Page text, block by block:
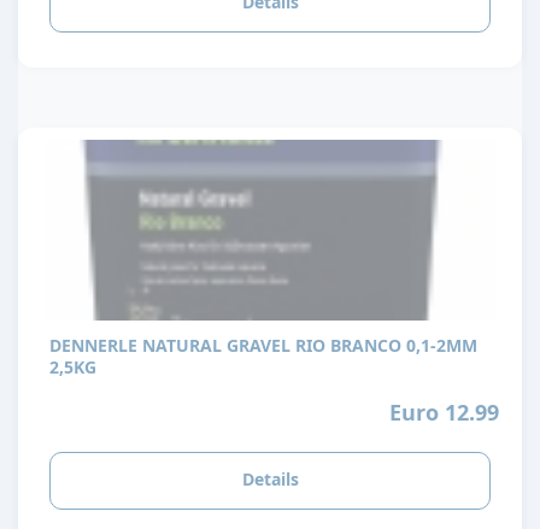
DENNERLE NATURAL GRAVEL RIO BRANCO 0,1-2MM
2,5KG
Euro 12.99
Details